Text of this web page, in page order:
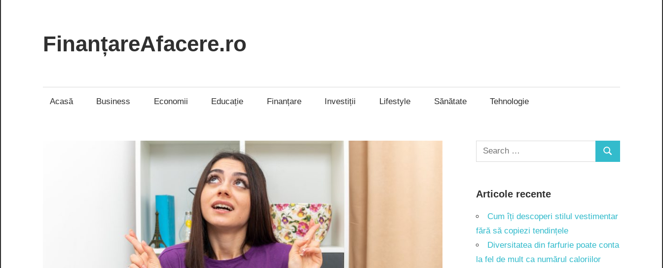
content
FinanțareAfacere.ro
Acasă Business Economii Educație Finanțare Investiții Lifestyle Sănătate Tehnologie
Search
for:
Search
Articole recente
Cum îți descoperi stilul vestimentar
fără să copiezi tendințele
Diversitatea din farfurie poate conta
la fel de mult ca numărul caloriilor